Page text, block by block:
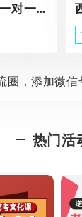
西安高考生物一对一辅导
圈，添加微
热门活